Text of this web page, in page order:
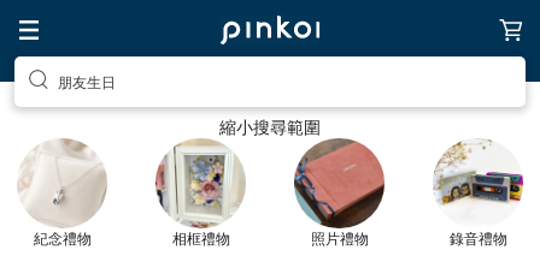
朋友生日
縮小搜尋範圍
紀念禮物 相框禮物 照片禮物 錄音禮物